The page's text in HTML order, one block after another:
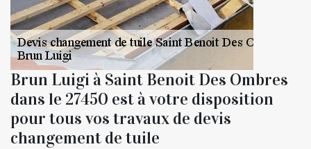
Brun Luigi à Saint Benoit Des Ombres
dans le 27450 est à votre disposition
pour tous vos travaux de devis
changement de tuile